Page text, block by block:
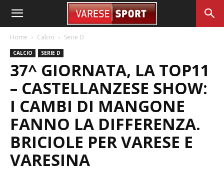
Home Calcio Serie D
CALCIO SERIE D
37^ GIORNATA, LA TOP11
– CASTELLANZESE SHOW:
I CAMBI DI MANGONE
FANNO LA DIFFERENZA.
BRICIOLE PER VARESE E
VARESINA